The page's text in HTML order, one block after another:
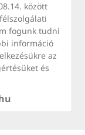
között
fogunk tudni
információ
az
és